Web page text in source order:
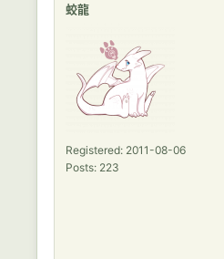
蛟龍
Registered: 2011-08-06
Posts: 223